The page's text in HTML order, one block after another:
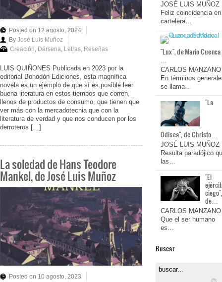
Posted on 12 agosto, 2024
By José Luis Muñoz
Creación, Dársena, Letras, Reseñas
LUIS QUIÑONES Publicada en 2023 por la
editorial Bohodón Ediciones, esta magnífica
novela es un ejemplo de que sí es posible leer
buena literatura en estos tiempos que corren,
llenos de productos de consumo, que tienen que
ver más con la mercadotecnia que con la
literatura de verdad y que nos conducen por los
derroteros […]
La soledad de Hans Teodore
Mankel, de José Luis Muñoz
Posted on 10 agosto, 2023
JOSÉ LUIS MUÑOZ
Feliz coincidencia en
cartelera…
"Lux", de Mario Cuenca
…
CARLOS MANZANO
En términos
se llama…
"La
Odisea", de Christo…
JOSÉ LUIS MUÑOZ
Resulta paradójico
las…
"El
de…
CARLOS MANZANO
Que el ser humano
es…
Buscar